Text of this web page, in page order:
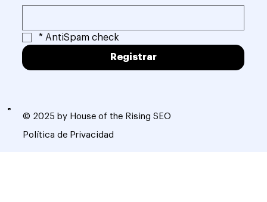
© 2025 by House of the Rising SEO
Política de Privacidad
* AntiSpam check
Registrar